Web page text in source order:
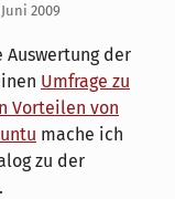
2009
Auswertung der
Umfrage zu
Vorteilen von
mache ich
zu der
.